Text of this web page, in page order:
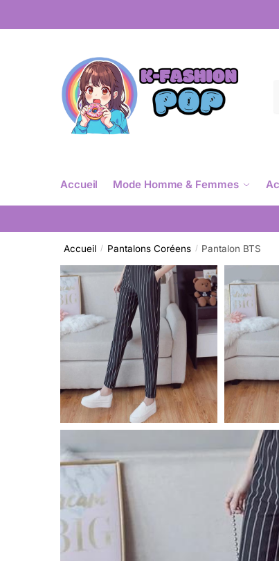
Accueil Mode Homme & Femmes
Accueil / Pantalons Coréens / Pantalon BTS